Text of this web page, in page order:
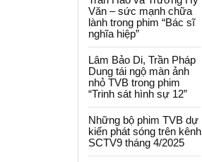
Văn – sức mạnh chữa
lành trong phim “Bác sĩ
nghĩa hiệp”
Lâm Bảo Di, Trần Pháp
Dung tái ngộ màn ảnh
nhỏ TVB trong phim
“Trinh sát hình sự 12”
Những bộ phim TVB dự
kiến phát sóng trên kênh
SCTV9 tháng 4/2025